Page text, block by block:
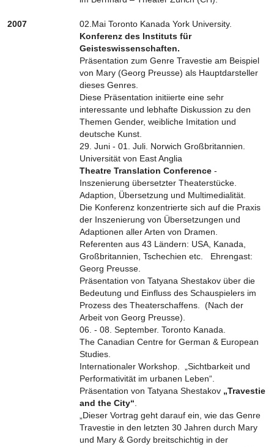
2007
02.Mai Toronto Kanada York University.
Konferenz des Instituts für
Geisteswissenschaften.
Präsentation zum Genre Travestie am Beispiel
von Mary (Georg Preusse) als Hauptdarsteller
dieses Genres.
Diese Präsentation initiierte eine sehr
interessante und lebhafte Diskussion zu den
Themen Gender, weibliche Imitation und
deutsche Kunst.
29. Juni - 01. Juli. Norwich Großbritannien.
Universität von East Anglia
Theatre Translation Conference -
Inszenierung übersetzter Theaterstücke.
Adaption, Übersetzung und Multimedialität.
Die Konferenz konzentrierte sich auf die Praxis
der Inszenierung von Übersetzungen und
Adaptionen aller Arten von Dramen.
Referenten aus 43 Ländern: USA, Kanada,
Großbritannien, Tschechien etc. Ehrengast:
Georg Preusse.
Präsentation von Tatyana Shestakov über die
Bedeutung und Einfluss des Schauspielers im
Prozess des Theaterschaffens. (Nach der
Arbeit von Georg Preusse).
06. - 08. September. Toronto Kanada.
The Canadian Centre for German & European
Studies.
Internationaler Workshop. „Sichtbarkeit und
Performativität im urbanen Leben“.
Präsentation von Tatyana Shestakov „Travestie
and the City“
„Dieser Vortrag geht darauf ein, wie das Genre
Travestie in den letzten 30 Jahren durch Mary
und Mary & Gordy breitschichtig in der